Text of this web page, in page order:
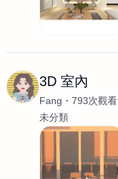
3D 室內
Fang 793次觀看
未分類